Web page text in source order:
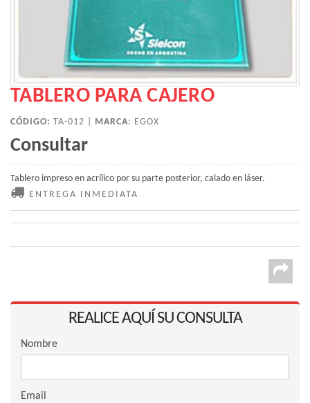
TABLERO PARA CAJERO
CÓDIGO: TA-012 | MARCA: EGOX
Consultar
Tablero impreso en acrílico por su parte posterior, calado en láser.
ENTREGA INMEDIATA
REALICE AQUÍ SU CONSULTA
Nombre
Email